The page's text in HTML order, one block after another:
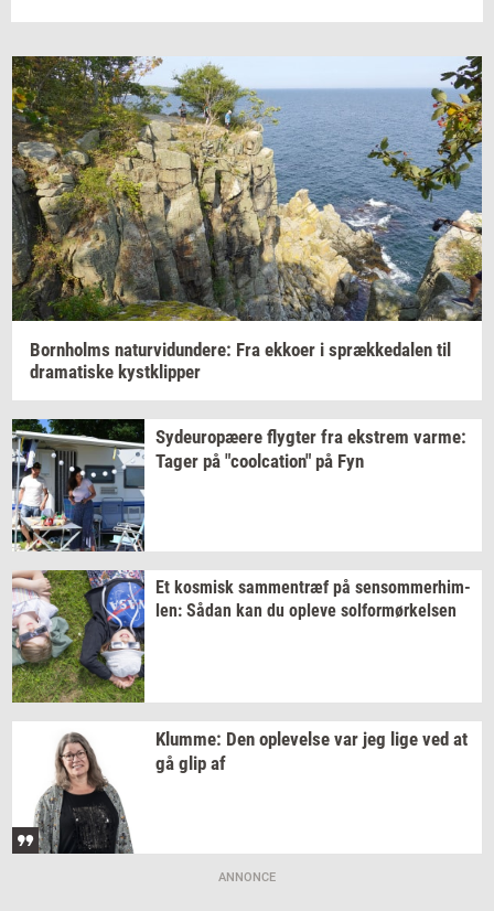
Born­holms na­tur­vi­dun­de­re: Fra ek­ko­er i spræk­ke­da­len til
dra­ma­ti­ske kyst­klip­per
Sy­d­eu­ro­pæ­e­re flyg­ter fra ek­strem varme:
Tager på "coolca­tion" på Fyn
Et kos­misk sam­men­træf på sen­som­mer­him­
len: Sådan kan du op­le­ve sol­for­mør­kel­sen
Klum­me: Den op­le­vel­se var jeg lige ved at
gå glip af
ANNONCE